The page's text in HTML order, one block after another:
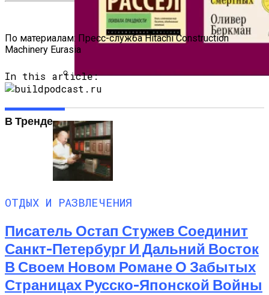
Рейтинг Лучших Частных Гидов
Маврикия
Нон-Фикшн Новой Волны: От
Саморазвития К Искусству Жить
По материалам: Пресс-служба Hitachi Construction
Machinery Eurasia
In this article:
В Тренде
ОТДЫХ И РАЗВЛЕЧЕНИЯ
Писатель Остап Стужев Соединит
Санкт-Петербург И Дальний Восток
В Своем Новом Романе О Забытых
Страницах Русско-Японской Войны